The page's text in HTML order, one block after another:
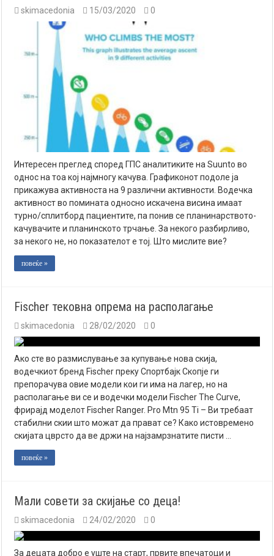
skimacedonia 15/03/2020 0
Интересен преглед според ГПС аналитиките на Suunto во
однос на тоа кој најмногу качува. Графиконот подоле ја
прикажува активноста на 9 различни активности. Водечка
активност во поминатa односно искачена висина имаат
турно/сплитборд пациентите, па понив се планинарството-
качувачите и планинското трчање. За некого разбирливо,
за некого не, но показателот е тој. Што мислите вие?
повеќе »
Fischer тековна опрема на располагање
skimacedonia 28/02/2020 0
Ако сте во размислување за купување нова скија,
водечкиот бренд Fischer преку Спортбајк Скопје ги
препорачува овие модели кои ги има на лагер, но на
располагање ви се и водечки модели Fischer The Curve,
фрирајд моделот Fischer Ranger. Pro Mtn 95 Ti – Ви требаат
стабилни скии што можат да прават се? Како истовремено
скијата цврсто да ве држи на најзамрзнатите писти …
повеќе »
Мали совети за скијање со деца!
skimacedonia 24/02/2020 0
За децата добро е уште на старт, првите впечатоци и